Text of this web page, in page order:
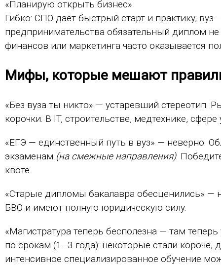
«Планирую открыть бизнес»
Гибко: СПО даёт быстрый старт и практику;
предпринимательства обязательный диплом
финансов или маркетинга часто оказывается
Мифы, которые мешают
«Без вуза ты никто» — устаревший стереотип.
корочки. В IT, строительстве, медтехнике,
«ЕГЭ — единственный путь в вуз» — неверно.
экзаменам (на смежные направления).
квоте.
«Старые дипломы бакалавра обесценились» —
БВО и имеют полную юридическую силу.
«Магистратура теперь бесполезна — там
по срокам (1–3 года): некоторые стали короче,
интенсивное специализированное обучение